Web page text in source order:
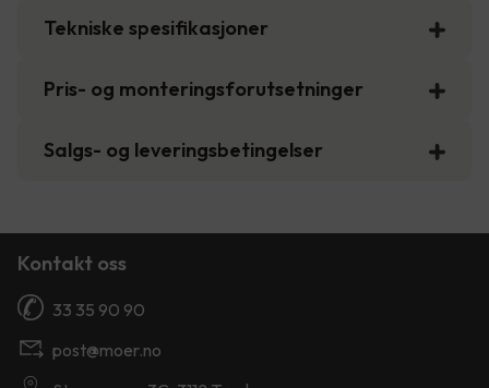
Tekniske spesifikasjoner
Pris- og monteringsforutsetninger
Salgs- og leveringsbetingelser
Kontakt oss
33 35 90 90
post@moer.no